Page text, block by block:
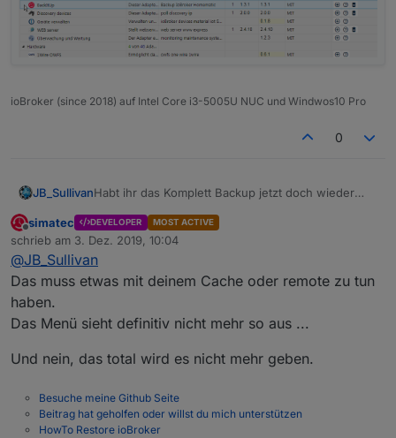
ioBroker (since 2018) auf Intel Core i3-5005U NUC und Windwos10 Pro
0
JB_SullivanHabt ihr das Komplett Backup jetzt doch wieder
Ich wundere mich gerade - habe 1.3.1 drauf und
bekomme im Instanz Menü wieder mit Komplett
Backup Option angezeigt.
..... oder liegt es evtl. daran das ich Remote via
iobroker.proauf meine Installation zugreife?
Offline
simatec DEVELOPER MOST ACTIVE
schrieb am 3. Dez. 2019, 10:04
zuletzt editiert von
@JB_Sullivan
Das muss etwas mit deinem Cache oder remote zu tun
haben.
Das Menü sieht definitiv nicht mehr so aus ...
Und nein, das total wird es nicht mehr geben.
Besuche meine Github Seite
Beitrag hat geholfen oder willst du mich unterstützen
HowTo Restore ioBroker